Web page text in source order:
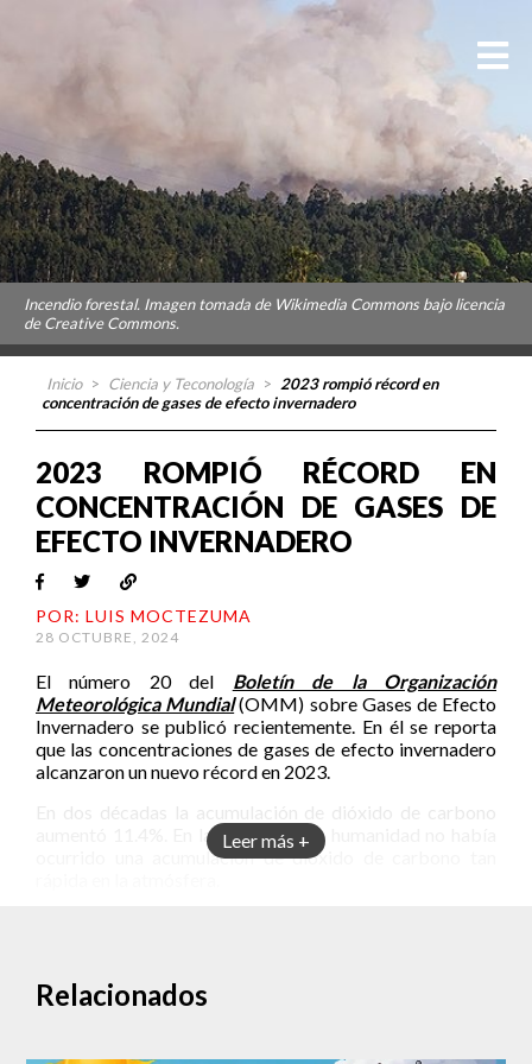
Incendio forestal. Imagen tomada de Wikimedia Commons bajo licencia
de Creative Commons.
Inicio > Ciencia y Teconología > 2023 rompió récord en
concentración de gases de efecto invernadero
Leer más +
2023 ROMPIÓ RÉCORD EN
CONCENTRACIÓN DE GASES DE
EFECTO INVERNADERO
POR: LUIS MOCTEZUMA
28 OCTUBRE, 2024
El número 20 del Boletín de la Organización
Meteorológica Mundial(OMM) sobre Gases de Efecto
Invernadero se publicó recientemente. En él se reporta
que las concentraciones de gases de efecto invernadero
alcanzaron un nuevo récord en 2023.
aumentó 11.4%. En la historia de la humanidad no había
ocurrido una acumulación de dióxido de carbono tan
las alarmas entre las instancias decisorias. No hay duda
de que estamos muy lejos de cumplir el objetivo del
Saulo, quien es Secretaria General de la OMM.
Relacionados